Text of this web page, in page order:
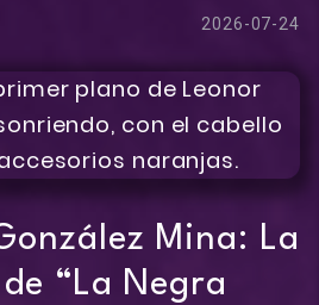
2026-07-24
Mina: La
“La Negra